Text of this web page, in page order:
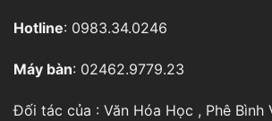
Hotline: 0983.34.0246
Máy bàn: 02462.9779.23
Đối tác của : Văn Hóa Học , Phê Bình